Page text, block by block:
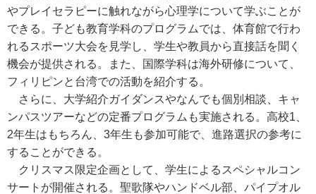
やプレイセラピーに触れながら心理学について学ぶことが
できる。子ども教育学科のプログラムでは、体育館で行わ
れるスポーツ大会を見学し、学生や教員から直接話を聞く
機会が提供される。また、国際学科は海外研修について、
フィリピンと台湾での活動を紹介する。
さらに、大学紹介ガイダンスやなんでも個別相談、キャ
ンパスツアーなどの定番プログラムも実施される。高校1、
2年生はもちろん、3年生も参加可能で、進路選択の参考に
することができる。
クリスマス限定企画として、学生によるスペシャルコン
サートが開催される。聖歌隊やハンドベル部、パイプオル